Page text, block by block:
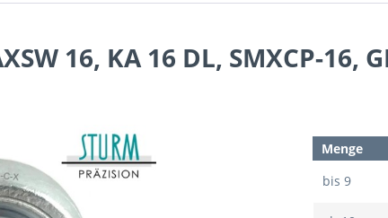
16, KA 16 DL, SMXCP-16,
Menge
bis9